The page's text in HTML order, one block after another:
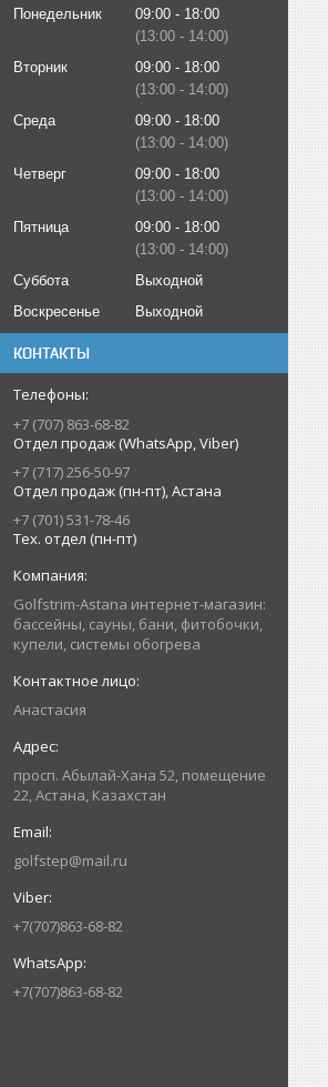
Понедельник 09:00
18:00
13:00
14:00
Вторник
09:00
18:00
13:00
14:00
Среда
09:00
18:00
13:00
14:00
Четверг
09:00
18:00
13:00
14:00
Пятница
09:00
18:00
13:00
14:00
Суббота
Выходной
Воскресенье
Выходной
КОНТАКТЫ
+7 (707) 863-68-82
Отдел продаж (WhatsApp, Viber)
+7 (717) 256-50-97
Отдел продаж (пн-пт), Астана
+7 (701) 531-78-46
Тех. отдел (пн-пт)
Golfstrim-Astana интернет-магазин:
бассейны, сауны, бани, фитобочки,
купели, системы обогрева
Анастасия
просп. Абылай-Хана 52, помещение
22, Астана, Казахстан
golfstep@mail.ru
+7(707)863-68-82
+7(707)863-68-82